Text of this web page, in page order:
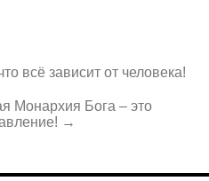
всё зависит от человека!
Монархия Бога – это
→